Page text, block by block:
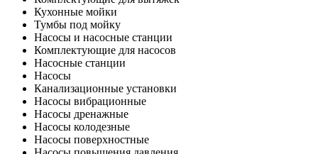
Кухонные мойки
Тумбы под мойку
Насосы и насосные станции
Комплектующие для насосов
Насосные станции
Насосы
Канализационные установки
Насосы вибрационные
Насосы дренажные
Насосы колодезные
Насосы поверхностные